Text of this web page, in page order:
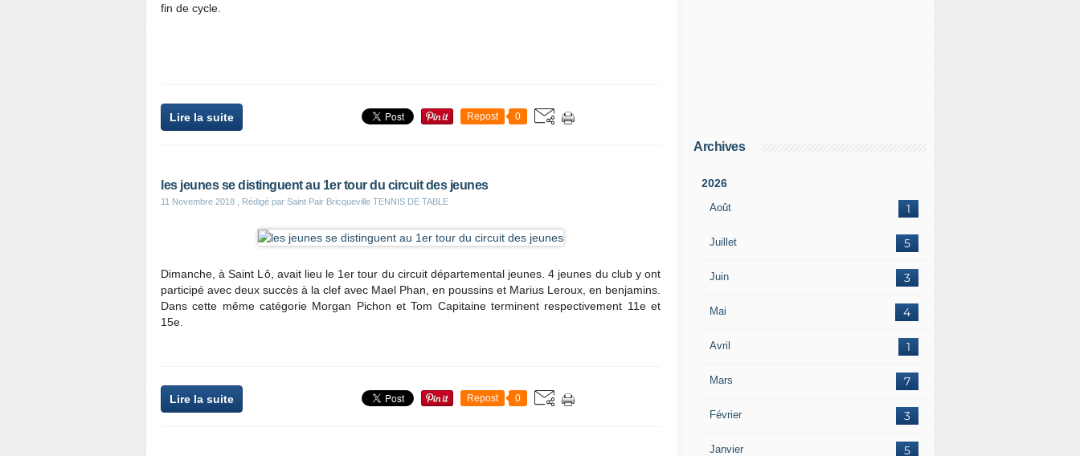
fin de cycle.
Lire la suite Repost 0
les jeunes se distinguent au 1er tour du circuit des jeunes
11 Novembre 2018 , Rédigé par Saint Pair Bricqueville TENNIS DE TABLE
Dimanche, à Saint Lô, avait lieu le 1er tour du circuit départemental jeunes. 4 jeunes du club y ont
participé avec deux succès à la clef avec Mael Phan, en poussins et Marius Leroux, en benjamins.
Dans cette même catégorie Morgan Pichon et Tom Capitaine terminent respectivement 11e et
15e.
Lire la suite Repost 0
Archives
2026
Août 1
Juillet 5
Juin 3
Mai 4
Avril 1
Mars 7
Février 3
Janvier 5